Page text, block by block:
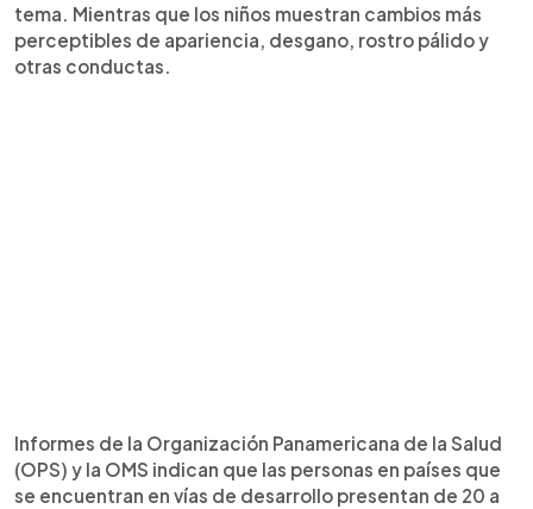
tema. Mientras que los niños muestran cambios más
perceptibles de apariencia, desgano, rostro pálido y
otras conductas.
Informes de la Organización Panamericana de la Salud
(OPS) y la OMS indican que las personas en países que
se encuentran en vías de desarrollo presentan de 20 a